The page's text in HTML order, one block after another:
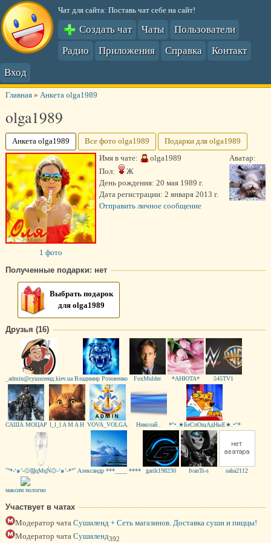
Чат для сайта: Поставь чат себе на сайт!
Создать чат Чаты
Пользователи
Радио
Приложения Справка
Контакт
Вход
Главная» Анкета olga1989
olga1989
Анкета olga1989 Все фото olga1989
Подарки для olga1989
Аватар:
1 фото
Имя в чате:
olga1989
Пол:
Ж
День рождения: 20 мая 1989 г.
Дата регистрации: 2 января 2013 г.
Отправить личное сообщение
Полученные подарки: нет
Выбрать подарок
для olga1989
Друзья (16)
_admin@сушиленд.kiev.ua Владимир Розовенко FoxMulder *АНЮТА* 545TV1
САША МОЦАР l_l_l A M A H VOVA_VOLGA. Николай.. *°•.★БеСпОщАдНыЕ★.•°*
˜”*-‘๑’-۞ϢɋМɋǸ۞-‘๑’-*”˜ Александр ***____ **** garik198230 IvanTs-s saha2112
максим пологно
Участвует в чатах
Модератор чата Сушиленд + Сеть магазинов. Доставка суши и пиццы!
Модератор чата Сушиленд392